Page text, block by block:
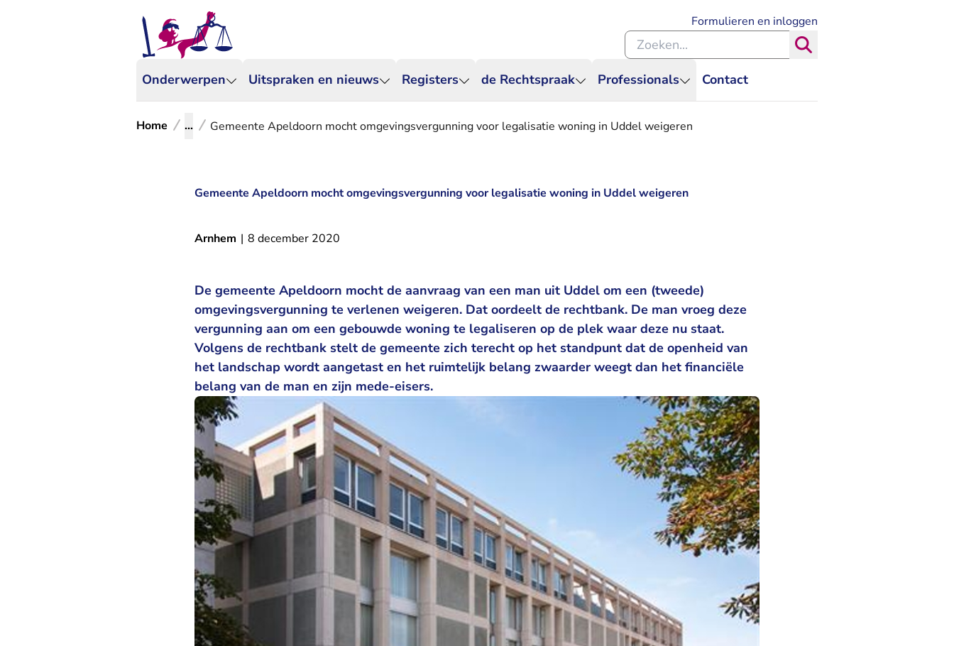
Onderwerpen Uitspraken en nieuws Registers de Rechtspraak Professionals Contact
Formulieren en inloggen
Zoeken binnen de Rechtspraak
Home ... Gemeente Apeldoorn mocht omgevingsvergunning voor legalisatie woning in Uddel weigeren
Gemeente Apeldoorn mocht omgevingsvergunning voor legalisatie woning in Uddel weigeren
Arnhem | 8 december 2020
De gemeente Apeldoorn mocht de aanvraag van een man uit Uddel om een (tweede)
omgevingsvergunning te verlenen weigeren. Dat oordeelt de rechtbank. De man vroeg deze
vergunning aan om een gebouwde woning te legaliseren op de plek waar deze nu staat.
Volgens de rechtbank stelt de gemeente zich terecht op het standpunt dat de openheid van
het landschap wordt aangetast en het ruimtelijk belang zwaarder weegt dan het financiële
belang van de man en zijn mede-eisers.